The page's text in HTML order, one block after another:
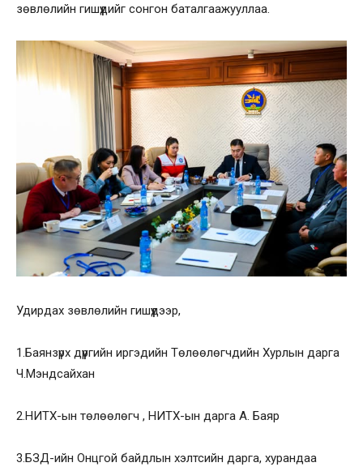
зөвлөлийн гишүүдийг сонгон баталгаажууллаа.
Удирдах зөвлөлийн гишүүдээр,
1.Баянзүрх дүүргийн иргэдийн Төлөөлөгчдийн Хурлын дарга
Ч.Мэндсайхан
2.НИТХ-ын төлөөлөгч , НИТХ-ын дарга А. Баяр
3.БЗД-ийн Онцгой байдлын хэлтсийн дарга, хурандаа